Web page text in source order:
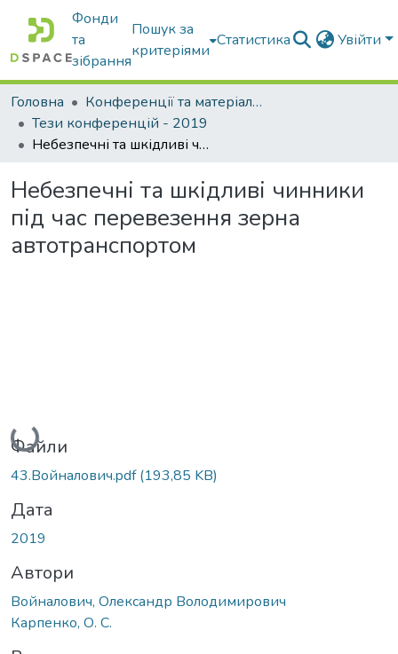
Фонди
та
зібрання
Пошук за
критеріями
Статистика Увійти
Головна
Конференції та матеріали конференцій
Тези конференцій - 2019
Небезпечні та шкідливі чинники під час перевезення зерна автотранспортом
Небезпечні та шкідливі чинники
під час перевезення зерна
автотранспортом
Вантажиться...
Файли
43.Войналович.pdf(193,85 KB)
Дата
2019
Автори
Войналович, Олександр Володимирович
Карпенко, О. С.